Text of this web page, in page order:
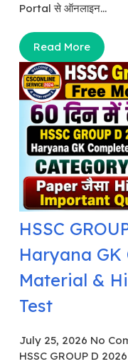
Portal से ऑनलाइन...
Read More
HSSC
Haryana
Material &
Test
July 25, 2026 No
HSSC GROUP D